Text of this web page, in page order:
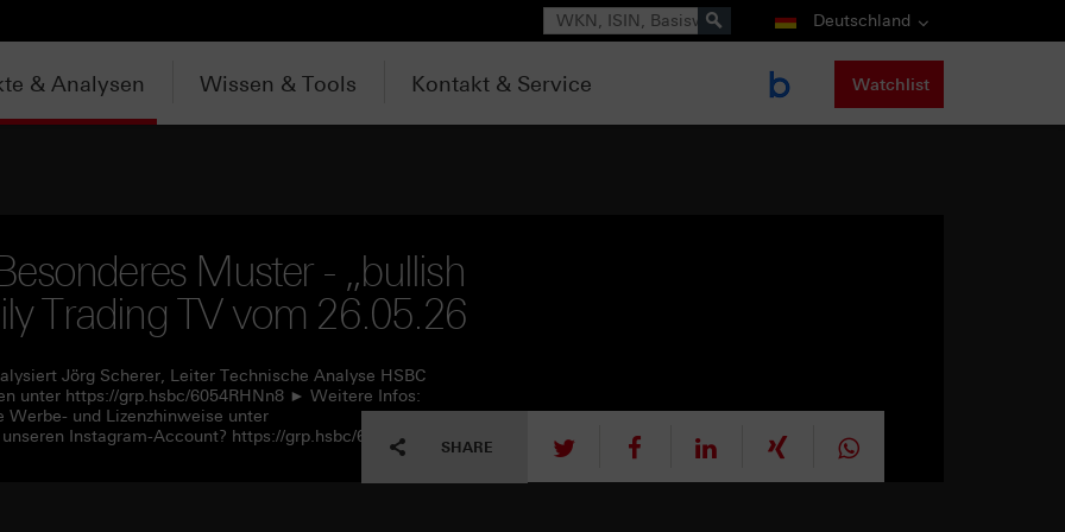
Suche Deutschland
& Analysen Wissen & Tools Kontakt & Service Watchlist
Muster - „bullish
Trading TV vom 26.05.26
Jörg Scherer, Leiter Technische Analyse HSBC
unter https://grp.hsbc/6054RHNn8 ► Weitere Infos:
und Lizenzhinweise unter
Instagram-Account? https://grp.hsbc/6057RHNn1
SHARE tweet mitteilen